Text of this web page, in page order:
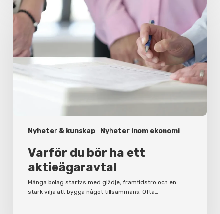
Nyheter & kunskap Nyheter inom ekonomi
du
ett
aktieägaravtal
Varför du bör ha ett
aktieägaravtal
Många bolag startas med glädje, framtidstro och en
stark vilja att bygga något tillsammans. Ofta…